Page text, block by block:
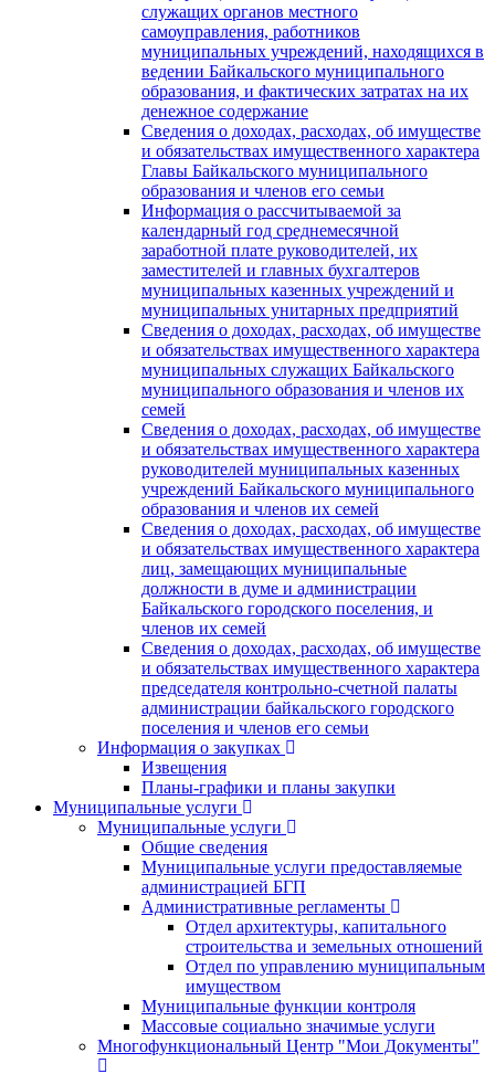
служащих органов местного
самоуправления, работников
муниципальных учреждений, находящихся в
ведении Байкальского муниципального
образования, и фактических затратах на их
денежное содержание
Сведения о доходах, расходах, об имуществе
и обязательствах имущественного характера
Главы Байкальского муниципального
образования и членов его семьи
Информация о рассчитываемой за
календарный год среднемесячной
заработной плате руководителей, их
заместителей и главных бухгалтеров
муниципальных казенных учреждений и
муниципальных унитарных предприятий
Сведения о доходах, расходах, об имуществе
и обязательствах имущественного характера
муниципальных служащих Байкальского
муниципального образования и членов их
семей
Сведения о доходах, расходах, об имуществе
и обязательствах имущественного характера
руководителей муниципальных казенных
учреждений Байкальского муниципального
образования и членов их семей
Сведения о доходах, расходах, об имуществе
и обязательствах имущественного характера
лиц, замещающих муниципальные
должности в думе и администрации
Байкальского городского поселения, и
членов их семей
Сведения о доходах, расходах, об имуществе
и обязательствах имущественного характера
председателя контрольно-счетной палаты
администрации байкальского городского
поселения и членов его семьи
Информация о закупках
Извещения
Планы-графики и планы закупки
Муниципальные услуги
Муниципальные услуги
Общие сведения
Муниципальные услуги предоставляемые
администрацией БГП
Административные регламенты
Отдел архитектуры, капитального
строительства и земельных отношений
Отдел по управлению муниципальным
имуществом
Муниципальные функции контроля
Массовые социально значимые услуги
Многофункциональный Центр "Мои Документы"